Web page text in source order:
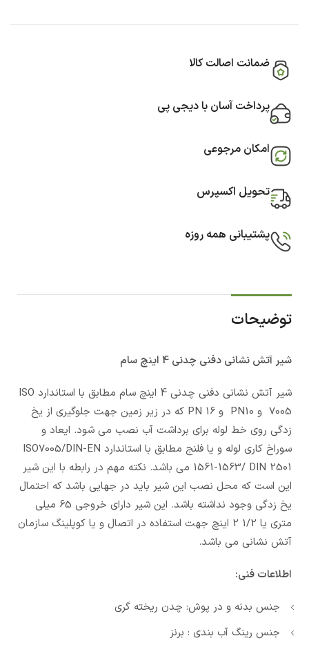
ضمانت اصالت کالا
پرداخت آسان با دیجی پی
امکان مرجوعی
تحویل اکسپرس
پشتیبانی همه روزه
توضیحات
شیر آتش نشانی دفنی چدنی 4 اینچ سام
شیر آتش نشانی دفنی چدنی 4 اینچ سام مطابق با استاندارد ISO
7005 و PN10 و PN 16 که در زیر زمین جهت جلوگیری از یخ
زدگی روی خط لوله برای برداشت آب نصب می شود. ایعاد و
سوراخ کاری لوله و یا فلنج مطابق با استاندارد ISO7005/DIN-EN
1561-1563/ DIN 2501 می باشد. نکته مهم در رابطه با این شیر
این است که محل نصب این شیر باید در جهایی باشد که احتمال
یخ زدگی وجود نداشته باشد. این شیر دارای خروجی 65 میلی
متری یا 1/2 2 اینچ جهت استفاده در اتصال و یا کوپلینگ سازمان
آتش نشانی می باشد.
اطلاعات فنی:
جنس بدنه و در پوش: چدن ریخته گری
جنس رینگ آب بندی : برنز